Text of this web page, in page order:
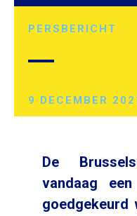
PERSBERICHT
9 DECEMBER
De
vandaag
goedgekeurd